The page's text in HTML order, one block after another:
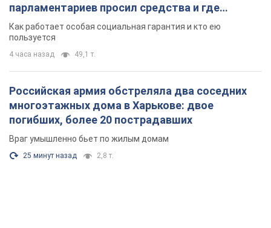
парламентариев просил средства и где
поселился
Как работает особая социальная гарантия и кто ею
пользуется
4 часа назад 49,1 т.
Российская армия обстреляла два соседних
многоэтажных дома в Харькове: двое
погибших, более 20 пострадавших
Враг умышленно бьет по жилым домам
25 минут назад 2,8 т.